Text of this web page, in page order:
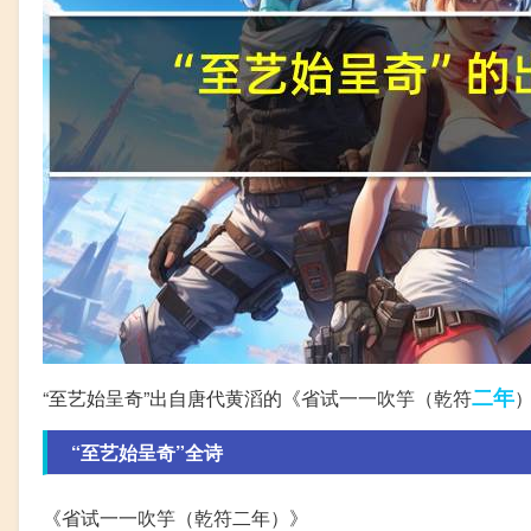
“至艺始呈奇”出自唐代黄滔的《省试一一吹竽（乾符二年
“至艺始呈奇”全诗
《省试一一吹竽（乾符二年）》